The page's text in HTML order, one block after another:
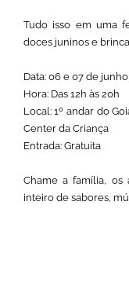
Tudo isso em uma
doces juninos e
Data: 06 e 07 de
Hora: Das 12h às 20h
Local: 1º andar do
Center da Criança
Entrada: Gratuita
Chame a família,
inteiro de sabores,